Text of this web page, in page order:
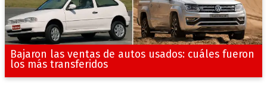
Bajaron las ventas de autos usados: cuáles fueron
los más transferidos